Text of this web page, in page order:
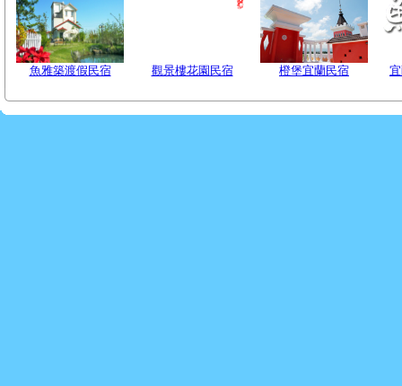
魚雅築渡假民宿 觀景樓花園民宿 橙堡宜蘭民宿